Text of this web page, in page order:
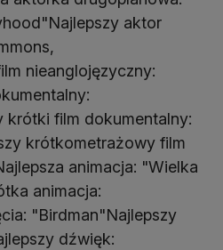
aktor
nieanglojęzyczny:
krótki film dokumentalny:
krótkometrażowy film
animacja: "Wielka
animacja:
"Birdman"Najlepszy
dźwięk: